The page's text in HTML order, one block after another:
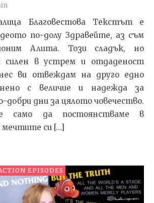
Благовестова Текстът e
по-долу Здравейте, аз съм
Алита. Този сладък, но
силен в устрем и отдаденост
ви отвеждам на друго едно
с величие и надежда за
добри дни за цялото човечество.
само да постоянстваме в
мечтите си […]
EPISODES